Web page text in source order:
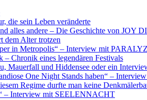
die sein Leben veränderte
alles andere – Die Geschichte von JOY
dem Alter trotzen
in Metropolis“ – Interview mit
Chronik eines legendären Festivals
Mauerfall und Hiddensee oder ein
One Night Stands haben“ –
Regime durfte man keine
– Interview mit SEELENNACHT